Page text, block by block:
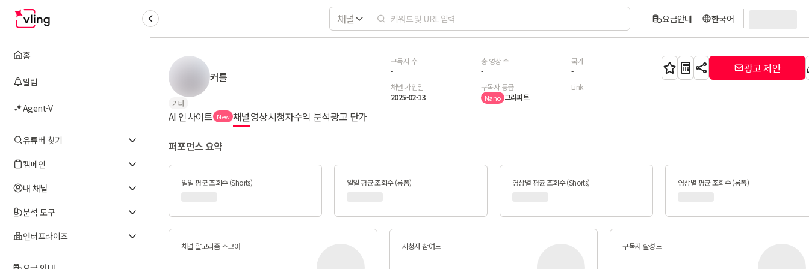
홈
알림
Agent-V
유튜버 찾기
캠페인
내 채널
분석 도구
엔터프라이즈
채널 요금안내 한국어
커틀
기타
구독자 수
-
총 영상 수
-
국가
-
채널 가입일
2025-02-13
구독자 등급
Nano 그라피트
Link
광고 제안
AI 인사이트 New 채널영상시청자수익 분석광고 단가
퍼포먼스 요약
일일 평균 조회수 (Shorts) 일일 평균 조회수 (롱폼) 영상별 평균 조회수 (Shorts) 영상별 평균 조회수 (롱폼)
채널 알고리즘 스코어 시청자 참여도 구독자 활성도